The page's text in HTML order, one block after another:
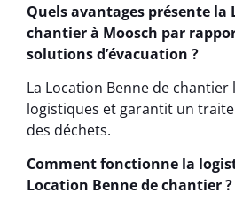
Quels avantages présente la
chantier à Moosch par
solutions d’évacuation ?
La Location Benne de
logistiques et garantit un
des déchets.
Comment fonctionne la
Location Benne de chantier ?